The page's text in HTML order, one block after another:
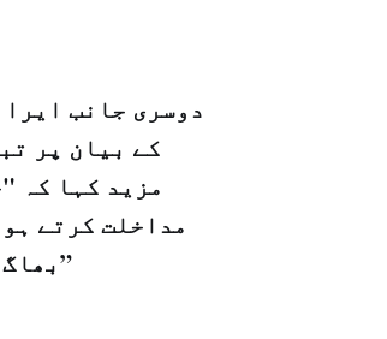
دوسری جانب
کے بیان پر
مزید کہا کہ
مداخلت کرتے
بھاگ کر اپنی ان ذمہ داریوں سے چھٹکارا حاصل نہیں کر سکتے۔”